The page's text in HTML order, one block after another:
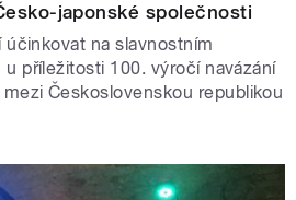
japonské společnosti
účinkovat na slavnostním
příležitosti 100. výročí navázání
Československou republikou